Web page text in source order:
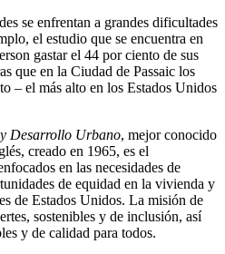
se enfrentan a grandes dificultades
el estudio que se encuentra en
gastar el 44 por ciento de sus
que en la Ciudad de Passaic los
– el más alto en los Estados Unidos
Desarrollo Urbano, mejor conocido
creado en 1965, es el
en las necesidades de
de equidad en la vivienda y
de Estados Unidos. La misión de
sostenibles y de inclusión, así
y de calidad para todos.